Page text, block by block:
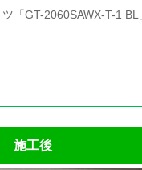
「GT-2060SAWX-T-1 BL
施工後